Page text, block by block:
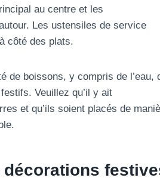
au centre et les
Les ustensiles de service
côté des plats.
de boissons, y compris de l’eau,
Veuillez qu’il y ait
et qu’ils soient placés de
décorations